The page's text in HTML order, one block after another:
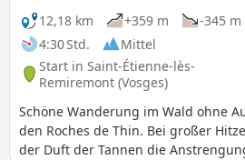
12,18 km
+359 m
-345 m
4:30 Std.
Mittel
Start in Saint-Étienne-lès-
Remiremont (Vosges)
Schöne Wanderung im Wald ohne
den Roches de Thin. Bei großer
der Duft der Tannen die